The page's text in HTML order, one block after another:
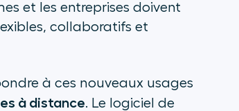
et les entreprises doivent
collaboratifs et
à ces nouveaux usages
à distance. Le logiciel de